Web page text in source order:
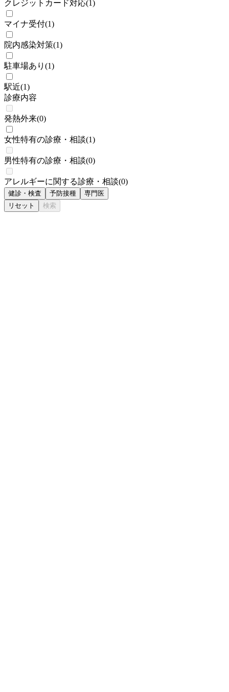
クレジットカード対応(1)
マイナ受付(1)
院内感染対策(1)
駐車場あり (1)
駅近(1)
診療内容
発熱外来(0)
女性特有の診療・相談(1)
男性特有の診療・相談(0)
アレルギーに関する診療・相談(0)
健診・検査 予防接種
専門医
リセット
検索